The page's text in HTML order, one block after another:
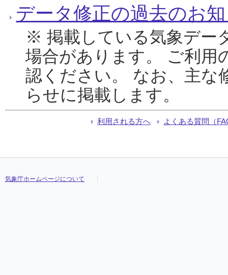
データ修正の過去のお
※ 掲載している気象デー
場合があります。 ご利用
認ください。 なお、主な
らせに掲載します。
利用される方へ よくある質問（
気象庁ホームページについて